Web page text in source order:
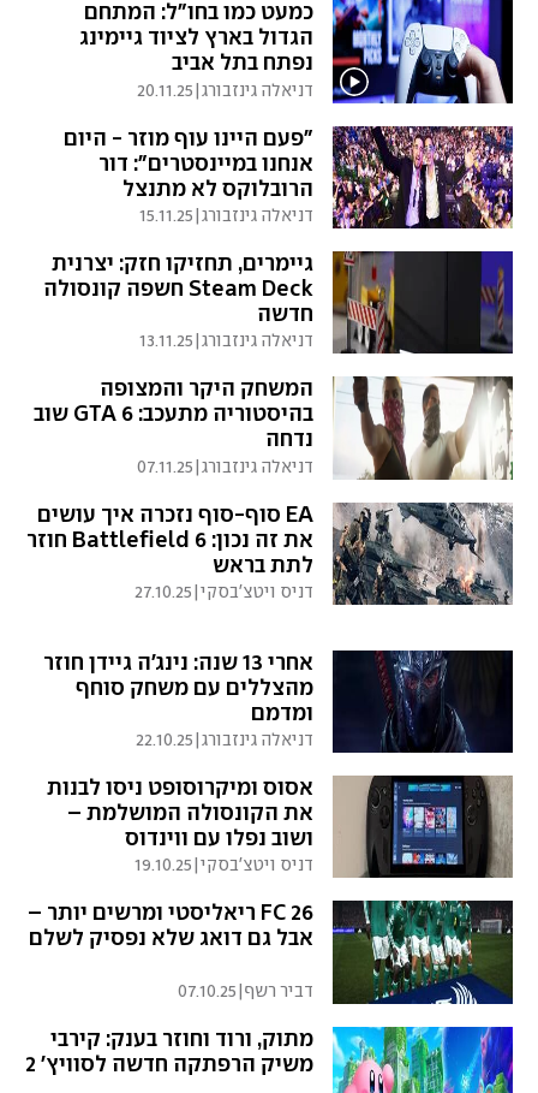
כמעט כמו בחו"ל: המתחם
הגדול בארץ לציוד גיימינג
נפתח בתל אביב
דניאלה גינזבורג|
20.11.25
"פעם היינו עוף מוזר - היום
אנחנו במיינסטרים": דור
הרובלוקס לא מתנצל
דניאלה גינזבורג|
15.11.25
גיימרים, תחזיקו חזק: יצרנית
Steam Deck חשפה קונסולה
חדשה
דניאלה גינזבורג|
13.11.25
המשחק היקר והמצופה
בהיסטוריה מתעכב: GTA 6 שוב
נדחה
דניאלה גינזבורג|
07.11.25
EA סוף-סוף נזכרה איך עושים
את זה נכון: Battlefield 6 חוזר
לתת בראש
דניס ויטצ'בסקי|
27.10.25
אחרי 13 שנה: נינג'ה גיידן חוזר
מהצללים עם משחק סוחף
ומדמם
דניאלה גינזבורג|
22.10.25
אסוס ומיקרוסופט ניסו לבנות
את הקונסולה המושלמת –
ושוב נפלו עם ווינדוס
דניס ויטצ'בסקי|
19.10.25
FC 26 ריאליסטי ומרשים יותר –
אבל גם דואג שלא נפסיק לשלם
דביר רשף|
07.10.25
מתוק, ורוד וחוזר בענק: קירבי
משיק הרפתקה חדשה לסוויץ' 2